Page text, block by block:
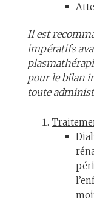
Il est
impératifs
pour le bilan
toute